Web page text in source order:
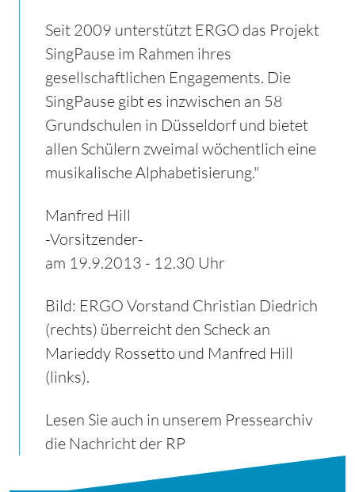
Seit 2009 unterstützt ERGO das Projekt
SingPause im Rahmen ihres
gesellschaftlichen Engagements. Die
SingPause gibt es inzwischen an 58
Grundschulen in Düsseldorf und bietet
allen Schülern zweimal wöchentlich eine
musikalische Alphabetisierung."
Manfred Hill
-Vorsitzender-
am 19.9.2013 - 12.30 Uhr
Bild: ERGO Vorstand Christian Diedrich
(rechts) überreicht den Scheck an
Marieddy Rossetto und Manfred Hill
(links).
Lesen Sie auch in unserem Pressearchiv
die Nachricht der RP